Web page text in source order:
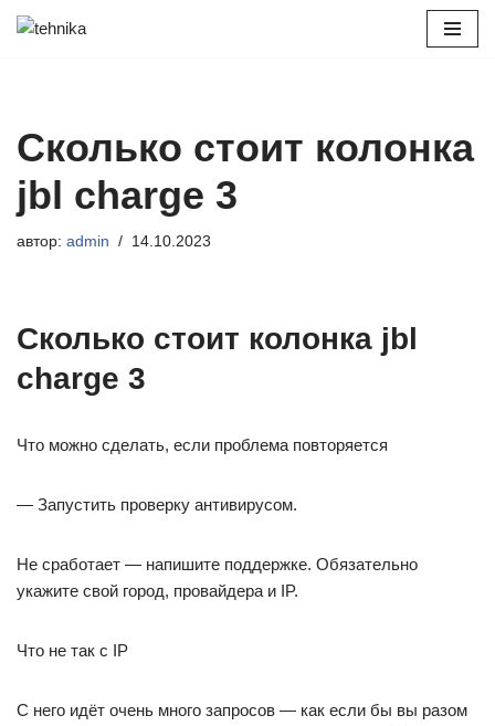
Сколько стоит колонка
jbl charge 3
автор: admin 14.10.2023
Сколько стоит колонка jbl
charge 3
Что можно сделать, если проблема повторяется
— Запустить проверку антивирусом.
Не сработает — напишите поддержке. Обязательно
укажите свой город, провайдера и IP.
Что не так с IP
С него идёт очень много запросов — как если бы вы разом